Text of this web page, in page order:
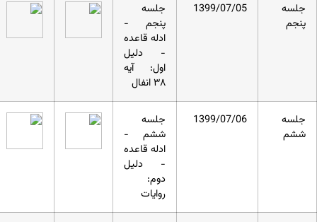
جلسه
پنجم
1399/07/05
جلسه
پنجم -
ادله قاعده
- دلیل
اول: آیه
۳۸ انفال
جلسه
ششم
1399/07/06
جلسه
ششم -
ادله قاعده
- دلیل
دوم:
روایات